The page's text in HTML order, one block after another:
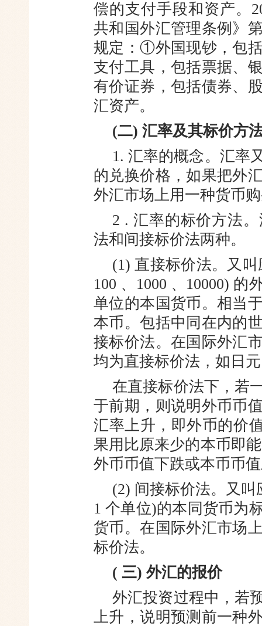
偿的支付手段和资产。
共和国外汇管理条例》
规定：①外国现钞，包
支付工具，包括票据、
有价证券，包括债券、
汇资产。
(二) 汇率及其标价方
1. 汇率的概念。汇率
的兑换价格，如果把外
外汇市场上用一种货币
2 . 汇率的标价方法
法和间接标价法两种。
(1) 直接标价法。又
100 、 1000 、10000) 的
单位的本国货币。 相当
本币。包括中同在内的
接标价法。在国际外汇
均为直接标价法，如日
在直接标价法下，若
于前期， 则说明外币币
汇率上升，即外币的价
果用比原来少的本币即
外币币值下跌或本币币
(2) 间接标价法。又
1 个单位)的本同货币为
货币。在国际外汇市场
标价法。
( 三) 外汇的报价
外汇投资过程中，若
上升，说明预测前一种